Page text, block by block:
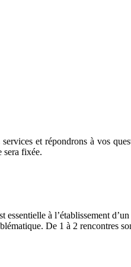
et répondrons à vos
sera fixée.
à l’établissement
De 1 à 2 rencontres